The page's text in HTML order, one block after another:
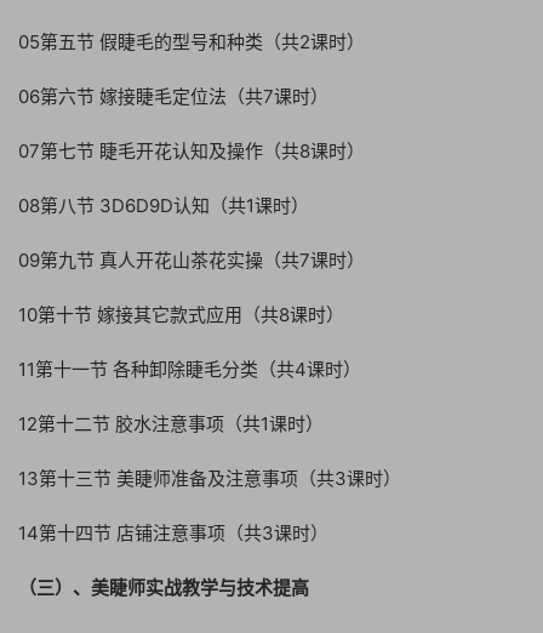
05第五节 假睫毛的型号和种类（共2课时）
06第六节 嫁接睫毛定位法（共7课时）
07第七节 睫毛开花认知及操作（共8课时）
08第八节 3D6D9D认知（共1课时）
09第九节 真人开花山茶花实操（共7课时）
10第十节 嫁接其它款式应用（共8课时）
11第十一节 各种卸除睫毛分类（共4课时）
12第十二节 胶水注意事项（共1课时）
13第十三节 美睫师准备及注意事项（共3课时）
14第十四节 店铺注意事项（共3课时）
（三）、美睫师实战教学与技术提高